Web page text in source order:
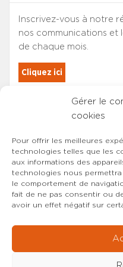
Gérer le
cookies
Pour offrir les meilleures
technologies telles que les
aux informations des
technologies nous
le comportement de
fait de ne pas consentir ou
avoir un effet négatif sur
investissements ou les
les conditions de travail
directeurs, n’en sont
constat déjà largement
également les
déléguée chargée des
budgétaire du 22 mai,
d’urgence : ces crédits
de financement de la
même, la portée de
de 5 %, des crédits
sont budgétées cette
Inscrivez-vous à notre
nos communications et
de chaque mois.
Cliquez ici
Les adhérents du
sont automatiquement